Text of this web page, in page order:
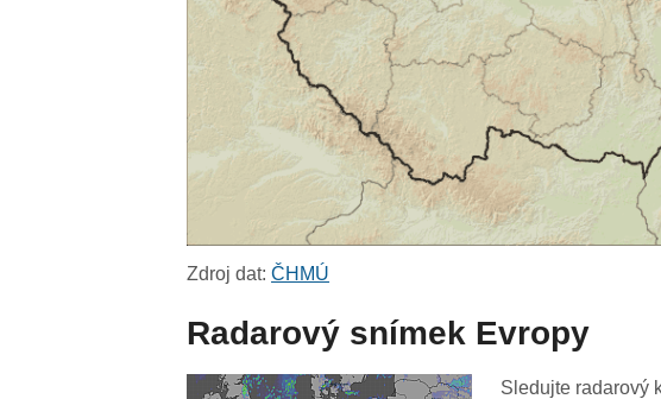
Zdroj dat:ČHMÚ
Radarový snímek Evropy
Sledujte radarový